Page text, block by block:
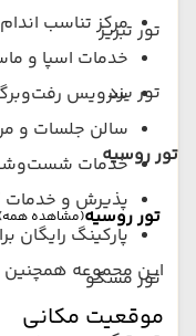
تور تبریز
تور یزد
تور روسیه
تور روسیه(مشاهده همه)
تور مسکو
مرکز تناسب
خدمات اسپا و
سرویس
سالن جلسات و
خدمات
پذیرش و خدمات
پارکینگ رایگان
این مجموعه همچنین
موقعیت مکانی